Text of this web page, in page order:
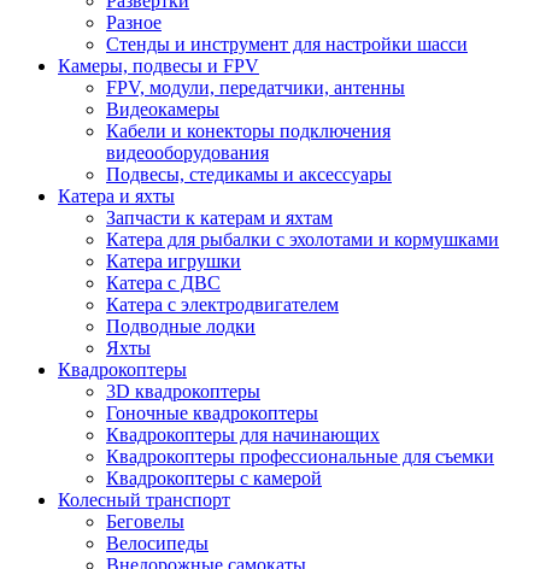
Разное
Стенды и инструмент для настройки шасси
Камеры, подвесы и FPV
FPV, модули, передатчики, антенны
Видеокамеры
Кабели и конекторы подключения
видеооборудования
Подвесы, стедикамы и аксессуары
Катера и яхты
Запчасти к катерам и яхтам
Катера для рыбалки с эхолотами и кормушками
Катера игрушки
Катера с ДВС
Катера с электродвигателем
Подводные лодки
Яхты
Квадрокоптеры
3D квадрокоптеры
Гоночные квадрокоптеры
Квадрокоптеры для начинающих
Квадрокоптеры профессиональные для съемки
Квадрокоптеры с камерой
Колесный транспорт
Беговелы
Велосипеды
Внедорожные самокаты